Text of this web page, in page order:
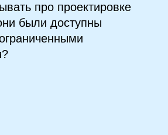
про проектировке
были доступны